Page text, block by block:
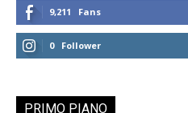
9,211 Fans
0 Follower
PRIMO PIANO